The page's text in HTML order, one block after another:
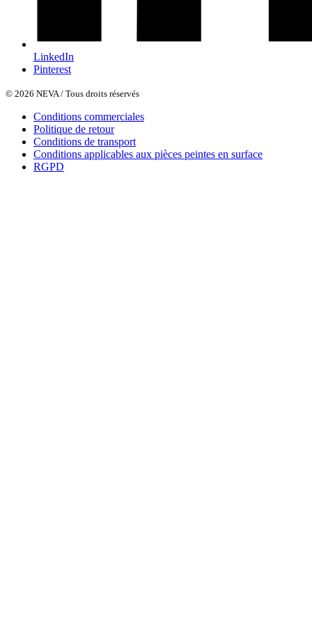
LinkedIn
Pinterest
© 2026 NEVA / Tous droits réservés
Conditions commerciales
Politique de retour
Conditions de transport
Conditions applicables aux pièces peintes en surface
RGPD